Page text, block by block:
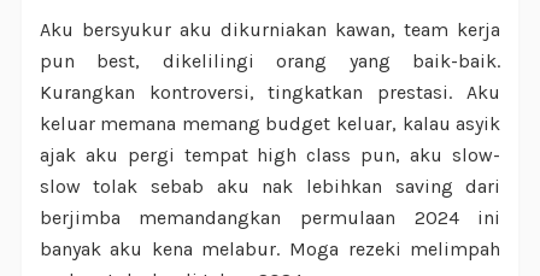
Aku bersyukur aku dikurniakan kawan, team kerja
pun best, dikelilingi orang yang baik-baik.
Kurangkan kontroversi, tingkatkan prestasi. Aku
keluar memana memang budget keluar, kalau asyik
ajak aku pergi tempat high class pun, aku slow-
slow tolak sebab aku nak lebihkan saving dari
berjimba memandangkan permulaan 2024 ini
banyak aku kena melabur. Moga rezeki melimpah